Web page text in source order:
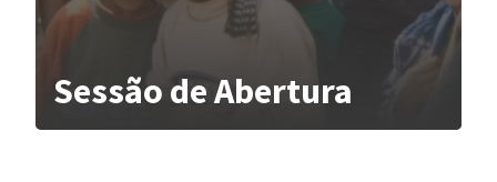
Sessão de Abertura